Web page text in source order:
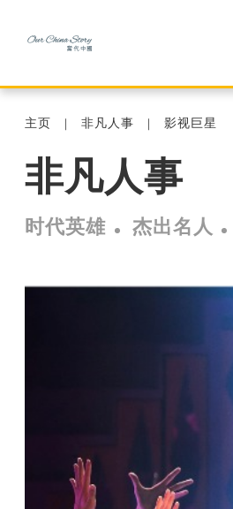
主页 非凡人事 影视巨星
非凡人事
时代英雄 杰出名人